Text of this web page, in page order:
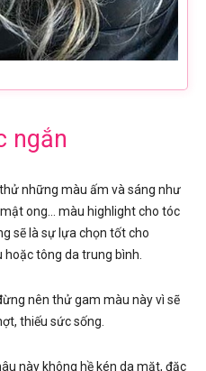
ngắn
những màu ấm và sáng như
ong… màu highlight cho tóc
sẽ là sự lựa chọn tốt cho
tông da trung bình.
nên thử gam màu này vì sẽ
thiếu sức sống.
này không hề kén da mặt, đặc